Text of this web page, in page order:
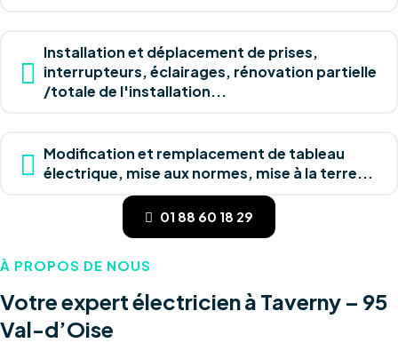
Installation et déplacement de prises,
interrupteurs, éclairages, rénovation partielle
/totale de l'installation...
Modification et remplacement de tableau
électrique, mise aux normes, mise à la terre...
01 88 60 18 29
À PROPOS DE NOUS
Votre expert électricien à Taverny – 95
Val-d’Oise